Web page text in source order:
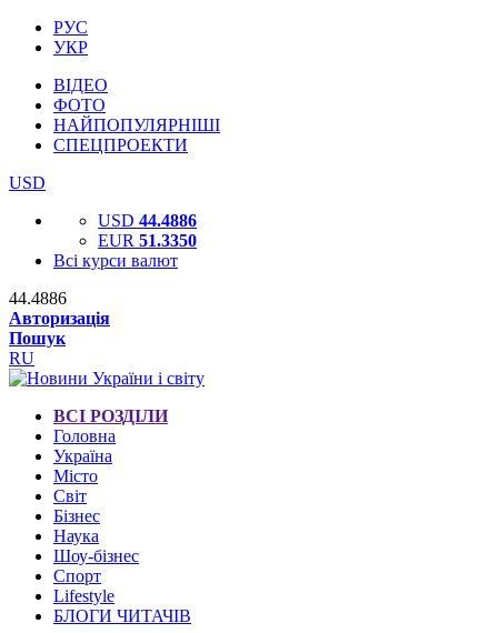
РУС
УКР
ВІДЕО
ФОТО
НАЙПОПУЛЯРНІШІ
СПЕЦПРОЕКТИ
USD
USD 44.4886
EUR 51.3350
Всі курси валют
44.4886
Авторизація
Пошук
RU
ВСІ РОЗДІЛИ
Головна
Україна
Місто
Світ
Бізнес
Наука
Шоу-бізнес
Спорт
Lifestyle
БЛОГИ ЧИТАЧІВ